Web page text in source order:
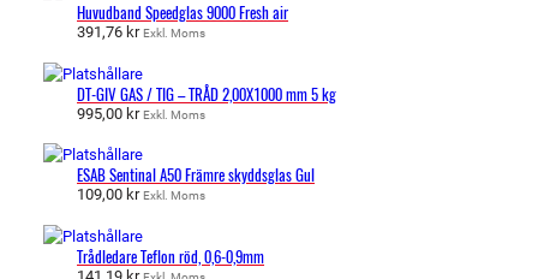
Huvudband Speedglas 9000 Fresh air
391,76 kr Exkl. Moms
DT-GIV GAS / TIG – TRÅD 2,00X1000 mm 5 kg
995,00 kr Exkl. Moms
ESAB Sentinal A50 Främre skyddsglas Gul
109,00 kr Exkl. Moms
Trådledare Teflon röd, 0,6-0,9mm